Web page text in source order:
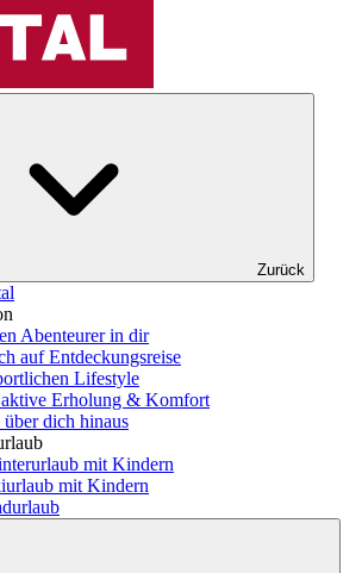
Zurück
Abenteurer in dir
auf Entdeckungsreise
Lifestyle
aktive Erholung & Komfort
über dich hinaus
mit Kindern
mit Kindern